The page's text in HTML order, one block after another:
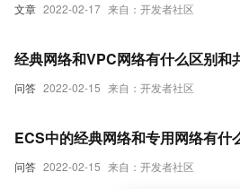
文章 2022-02-17 来自：开发者社区
问答 2022-02-15 来自：开发者社区
经典网络和VPC网络有什么区别和
问答 2022-02-15 来自：开发者社区
ECS中的经典网络和专用网络有什